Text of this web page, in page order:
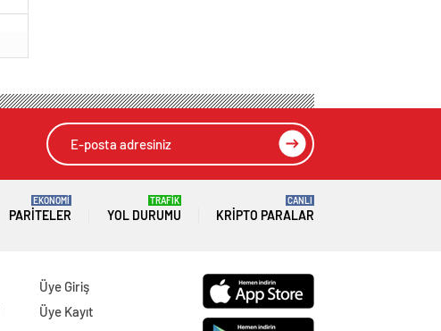
PARITELER
EKONOMİ
YOL DURUMU
TRAFİK
KRIPTO PARALAR
CANLI
Üye Giriş
Üye Kayıt